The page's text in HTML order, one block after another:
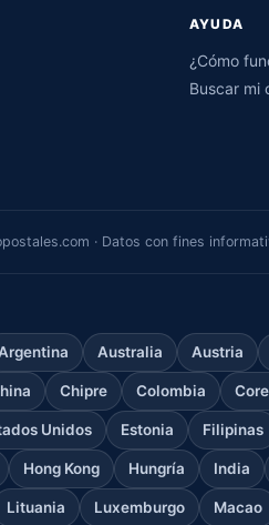
AYUDA
¿Cómo
Buscar mi
· Datos con fines
Australia Austria
Chipre Colombia
Unidos Estonia Filipinas
Hong Kong Hungría India
Lituania Luxemburgo Macao